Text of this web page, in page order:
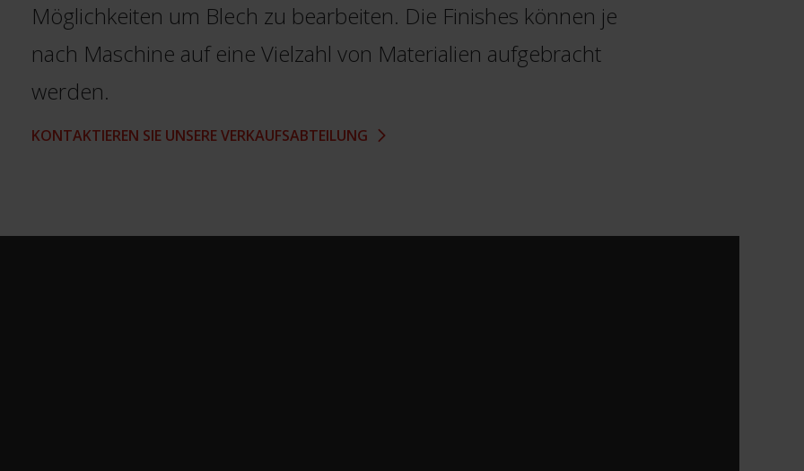
Möglichkeiten um Blech zu bearbeiten. Die Finishes können je
nach Maschine auf eine Vielzahl von Materialien aufgebracht
werden.
KONTAKTIEREN SIE UNSERE VERKAUFSABTEILUNG